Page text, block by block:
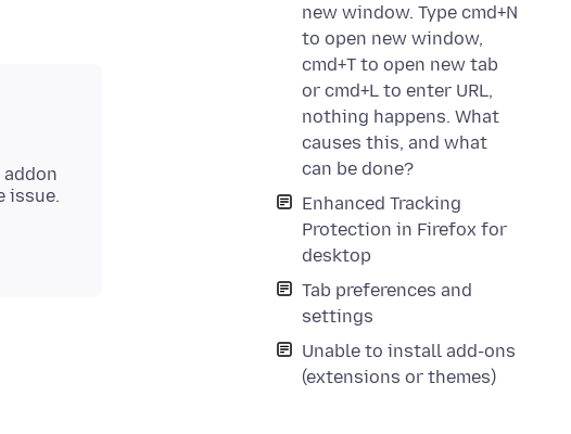
new window. Type cmd+N
to open new window,
cmd+T to open new tab
or cmd+L to enter URL,
nothing happens. What
causes this, and what
can be done?
Enhanced Tracking
Protection in Firefox for
desktop
Tab preferences and
settings
Unable to install add-ons
(extensions or themes)
addon